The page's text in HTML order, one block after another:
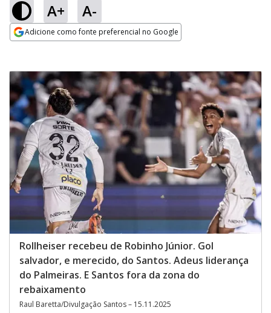
A+ A-
Adicione como fonte preferencial no Google
Rollheiser recebeu de Robinho Júnior. Gol
salvador, e merecido, do Santos. Adeus liderança
do Palmeiras. E Santos fora da zona do
rebaixamento
Raul Baretta/Divulgação Santos – 15.11.2025